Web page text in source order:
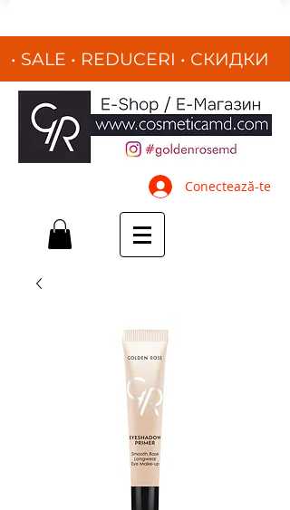
• SALE • REDUCERI • СКИДКИ
•
Conectează-te